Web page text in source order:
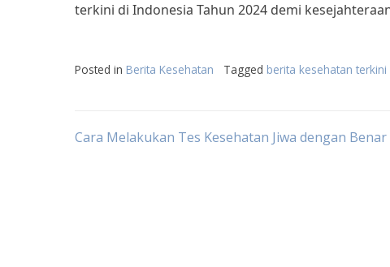
terkini di Indonesia Tahun 2024 demi
Posted in Berita Kesehatan Tagged berita kesehatan
Post
Cara Melakukan Tes Kesehatan Jiwa dengan Benar